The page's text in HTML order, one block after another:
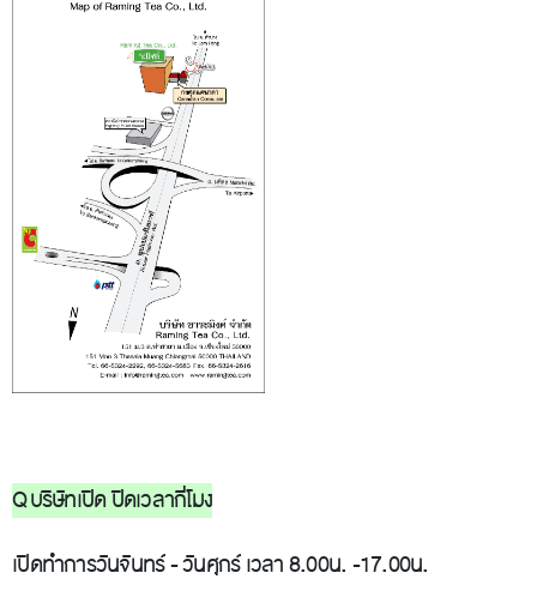
Q บริษัทเปิด ปิดเวลากี่โมง
เปิดทำการวันจันทร์ - วันศุกร์ เวลา 8.00น. -17.00น.